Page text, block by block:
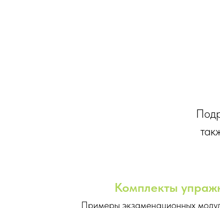
Комплекты
Примеры экзаменационных